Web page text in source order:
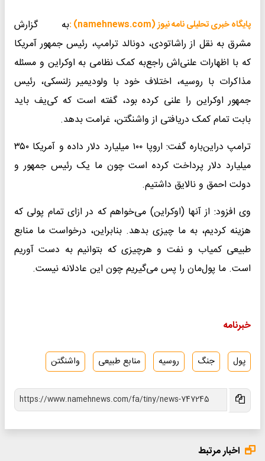
پایگاه خبری تحلیلی نامه نیوز (namehnews.com) :
به گزارش
مشرق به نقل از راشاتودی، دونالد ترامپ، رئیس جمهور آمریکا
که با اظهارات علنی‌اش راجع‌به کمک نظامی به اوکراین و مسئله
مذاکرات با روسیه، اختلاف خود با ولودیمیر زلنسکی، رئیس
جمهور اوکراین را علنی کرده بود، گفته است که کی‌یف باید
بابت تمام کمک دریافتی از واشنگتن، غرامت بدهد.
ترامپ دراین‌باره گفت: اروپا ۱۰۰ میلیارد دلار داده و آمریکا ۳۵۰
میلیارد دلار پرداخت کرده است چون ما یک رئیس جمهور و
دولت احمق و نالایق داشتیم.
وی افزود: از آنها (اوکراین) می‌خواهم که در ازای تمام پولی که
هزینه کردیم، به ما چیزی بدهد. بنابراین، درخواست ما منابع
طبیعی کمیاب و نفت و هرچیزی که بتوانیم به دست آوریم
است. ما پول‌مان را پس می‌گیریم چون این عادلانه نیست.
خبرنامه
پول جنگ روسیه منابع طبیعی واشنگتن
اخبار مرتبط